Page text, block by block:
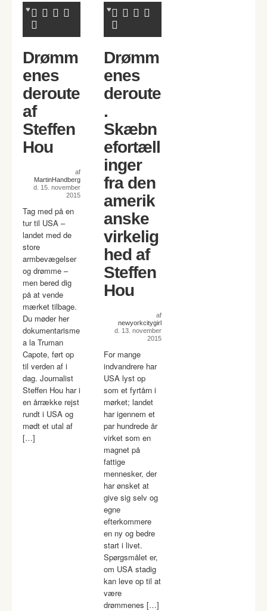
Drømm
enes
deroute
af
Steffen
Hou
af
MartinHandberg
d. 15. november
2015
Tag med på en
tur til USA –
landet med de
store
armbevægelser
og drømme –
men bered dig
på at vende
mærket tilbage.
Du møder her
dokumentarisme
a la Truman
Capote, ført op
til verden af i
dag. Journalist
Steffen Hou har i
en årrække rejst
rundt i USA og
mødt et utal af
[…]
Drømm
enes
deroute
.
Skæbn
efortæll
inger
fra den
amerik
anske
virkelig
hed af
Steffen
Hou
af
newyorkcitygirl
d. 13. november
2015
For mange
indvandrere har
USA lyst op
som et fyrtårn i
mørket; landet
har igennem et
par hundrede år
virket som en
magnet på
fattige
mennesker, der
har ønsket at
give sig selv og
egne
efterkommere
en ny og bedre
start i livet.
Spørgsmålet er,
om USA stadig
kan leve op til at
være
drømmenes […]